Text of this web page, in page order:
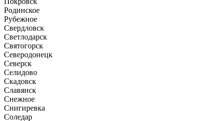
Родинское
Рубежное
Свердловск
Светлодарск
Святогорск
Северодонецк
Северск
Селидово
Скадовск
Славянск
Снежное
Снигиревка
Соледар